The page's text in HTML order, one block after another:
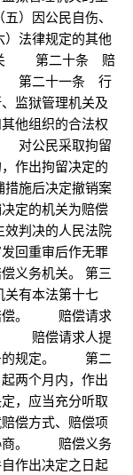
因公民自伤、
法律规定的其他
关 第二十条 赔
第二十一条 行
监狱管理机关及
他组织的合法权
对公民采取拘留
作出拘留决定的
施后决定撤销案
定的机关为赔偿
判决的人民法院
回重审后作无罪
义务机关。 第三
有本法第十七
赔偿。 赔偿请求
。 赔偿请求人提
条的规定。 第二
两个月内，作出
，应当充分听取
偿方式、赔偿项
协商。 赔偿义务
作出决定之日起